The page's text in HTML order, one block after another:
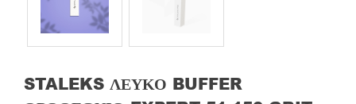
STALEKS ΛΕΥΚΌ BUFFER